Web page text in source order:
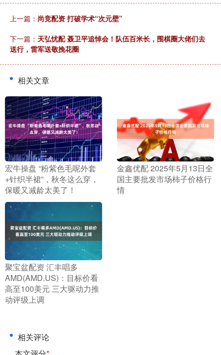
上一篇： 尚竞配资 打破学术“次元壁”
下一篇： 天弘忧配 聂卫平追悼会！队伍百米长，围棋圈大佬们去
送行，雷军送敬挽花圈
相关文章
​宏牛操盘 “粉紫色毛呢外套
+针织半裙”，秋冬这么穿，
保暖又减龄太美了！
​金鑫优配 2025年5月13日全
国主要批发市场柿子价格行
情
​聚宝盆配资 汇丰唱多
AMD(AMD.US)：目标价看
高至100美元 三大驱动力推
动评级上调
相关评论